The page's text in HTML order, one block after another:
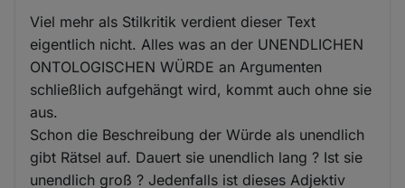
Viel mehr als Stilkritik verdient dieser Text
eigentlich nicht. Alles was an der UNENDLICHEN
ONTOLOGISCHEN WÜRDE an Argumenten
schließlich aufgehängt wird, kommt auch ohne sie
aus.
Schon die Beschreibung der Würde als unendlich
gibt Rätsel auf. Dauert sie unendlich lang ? Ist sie
unendlich groß ? Jedenfalls ist dieses Adjektiv